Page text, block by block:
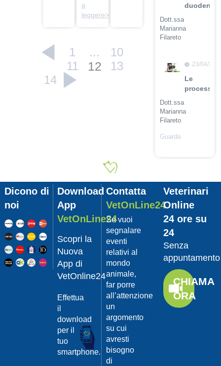
a
leggere>
1 ...
10
11
12
13
14
Dott.ssa
Marianna
Filareto
il video
23/04/
Le
Dott.ssa
Marianna
Filareto
Guarda
Pet
con
Dott.
Felici
Manuel
Guarda
il video
da
Dott.
Felici
Dicono di
noi
Download
App
VetOnLine24
Scopri la
Nuova
App di
VetOnline24
Effettua
il
download
per il
tuo
smartphone.
Contatta
VetOnLine24
Se vuoi
segnalare
eventi
relativi al
mondo
animale,
far porre
all’attenzione
un
argomento
su cui
avresti
bisogno
di
Veterinari
Online
24 ore su
24
Senza
appuntamento
CHIAMA
ORA